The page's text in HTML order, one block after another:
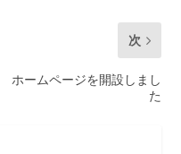
次
ホームページを開設しまし
た